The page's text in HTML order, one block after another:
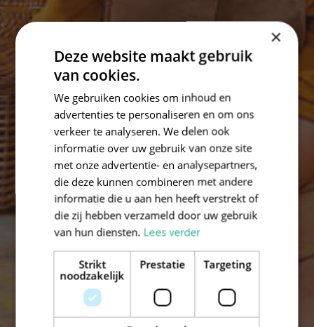
×
Deze website maakt gebruik
van cookies.
We gebruiken cookies om inhoud en
advertenties te personaliseren en om ons
verkeer te analyseren. We delen ook
informatie over uw gebruik van onze site
met onze advertentie- en analysepartners,
die deze kunnen combineren met andere
informatie die u aan hen heeft verstrekt of
die zij hebben verzameld door uw gebruik
van hun diensten. Lees verder
Strikt
noodzakelijk
Prestatie Targeting